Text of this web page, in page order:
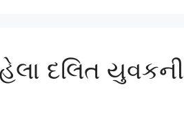
દલિત યુવકની